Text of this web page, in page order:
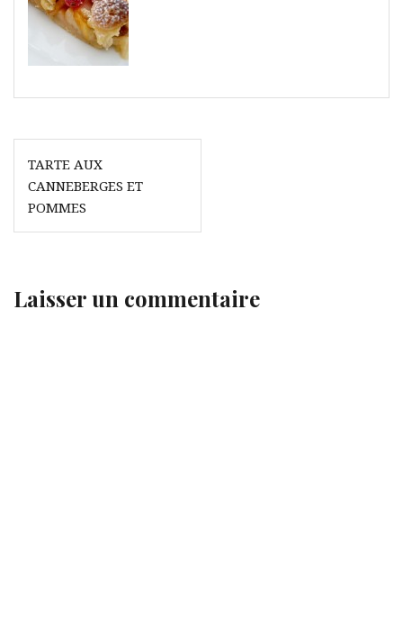
Navigation
de
l’article
TARTE AUX
CANNEBERGES ET
POMMES
Laisser un commentaire